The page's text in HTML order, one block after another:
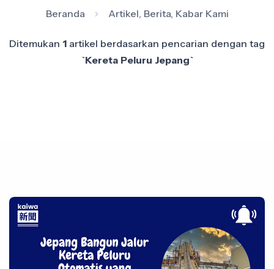
Beranda Artikel, Berita, Kabar Kami
Ditemukan 1 artikel berdasarkan pencarian dengan tag
`Kereta Peluru Jepang`